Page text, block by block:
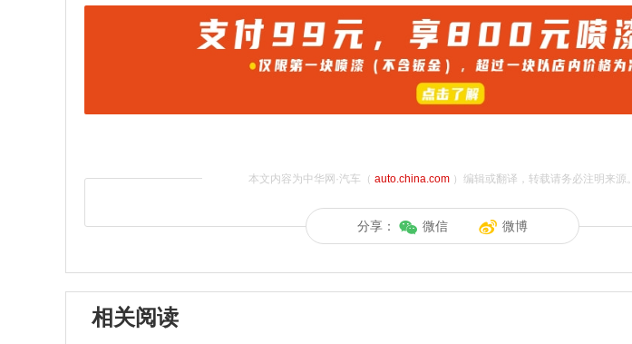
本文内容为中华网·汽车（ auto.china.com）编辑或翻译，转载请务必注明来源。
分享： 微信 微博
相关阅读